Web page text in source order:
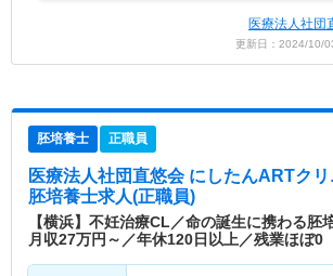
医療法人社団
更新日：2024/10/
胚培養士 正職員
医療法人社団直悠会 にしたんARTク
胚培養士求人(正職員)
【横浜】不妊治療CL／命の誕生に携わる
月収27万円～／年休120日以上／残業ほぼ0